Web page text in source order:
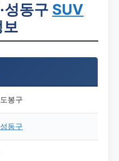
성동구 SUV
보
봉구
동구